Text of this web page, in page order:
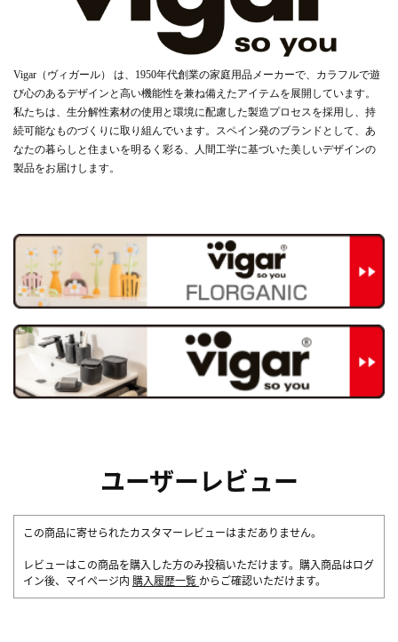
Vigar（ヴィガール） は、1950年代創業の家庭用品メーカーで、カラフルで遊
び心のあるデザインと高い機能性を兼ね備えたアイテムを展開しています。
私たちは、生分解性素材の使用と環境に配慮した製造プロセスを採用し、持
続可能なものづくりに取り組んでいます。スペイン発のブランドとして、あ
なたの暮らしと住まいを明るく彩る、人間工学に基づいた美しいデザインの
製品をお届けします。
ユーザーレビュー
この商品に寄せられたカスタマーレビューはまだありません。
レビューはこの商品を購入した方のみ投稿いただけます。購入商品はログ
イン後、マイページ内 購入履歴一覧 からご確認いただけます。